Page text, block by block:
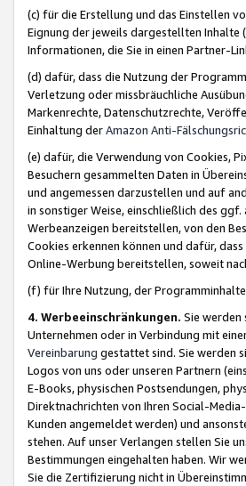
(c) für die Erstellung und das Einstellen
Eignung der jeweils dargestellten
Informationen, die Sie in einen Partner-
(d) dafür, dass die Nutzung der
Verletzung oder missbräuchliche
Markenrechte, Datenschutzrechte,
Einhaltung derAmazon Anti-
(e) dafür, die Verwendung von Cookies,
Besuchern gesammelten Daten in
und angemessen darzustellen und auf
in sonstiger Weise, einschließlich des
Werbeanzeigen bereitstellen, von den
Cookies erkennen können und dafür,
Online-Werbung bereitstellen, soweit
(f) für Ihre Nutzung, der
4. Werbeeinschränkungen. Sie werden
Unternehmen oder in Verbindung mit
Vereinbarung gestattet sind. Sie werden
Logos von uns oder unseren Partnern
E-Books, physischen Postsendungen,
Direktnachrichten von Ihren Social-
Kunden angemeldet werden) und
stehen. Auf unser Verlangen stellen Sie
Bestimmungen eingehalten haben. Wir
Sie die Zertifizierung nicht in